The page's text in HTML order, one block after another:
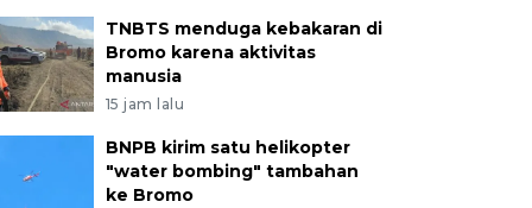
TNBTS menduga kebakaran di
Bromo karena aktivitas
manusia
15 jam lalu
BNPB kirim satu helikopter
"water bombing" tambahan
ke Bromo